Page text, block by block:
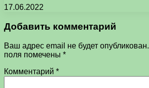
17.06.2022
Добавить комментарий
Ваш адрес email не будет опубликован.
поля помечены *
Комментарий *